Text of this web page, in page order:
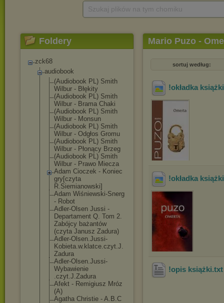
Foldery
zck68
audiobook
(Audiobook PL) Smith
Wilbur - Błękity
(Audiobook PL) Smith
Wilbur - Brama Chaki
(Audiobook PL) Smith
Wilbur - Monsun
(Audiobook PL) Smith
Wilbur - Odgłos Gromu
(Audiobook PL) Smith
Wilbur - Płonący Brzeg
(Audiobook PL) Smith
Wilbur - Prawo Miecza
Adam Cioczek - Koniec
gry[czyta
R.Siemianowski]
Adam Wiśniewski-Snerg
- Robot
Adler-Olsen Jussi -
Departament Q. Tom 2.
Zabójcy bażantów
(czyta Janusz Zadura)
Adler-Olsen.Jussi-
Kobieta.w. klatce.czyt.J.
Zadura
Adler-Olsen.Jussi-
Wybawienie
.czyt.J.Zadura
Afekt - Remigiusz Mróz
(A)
Agatha Christie - A.B.C
Mario Puzo -
sortuj według:
!okładka
!okładka
!opis książki